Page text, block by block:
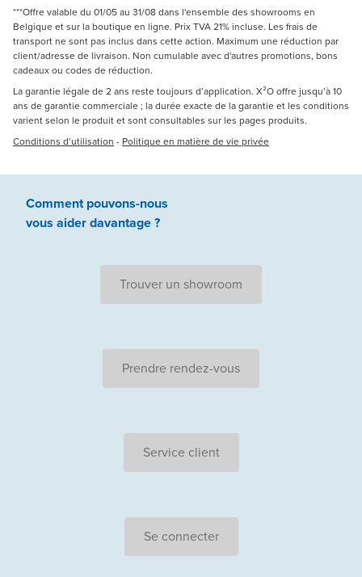
***Offre valable du 01/05 au 31/08 dans l'ensemble des showrooms en
Belgique et sur la boutique en ligne. Prix TVA 21% incluse. Les frais de
transport ne sont pas inclus dans cette action. Maximum une réduction par
client/adresse de livraison. Non cumulable avec d'autres promotions, bons
cadeaux ou codes de réduction.
La garantie légale de 2 ans reste toujours d’application. X²O offre jusqu’à 10
ans de garantie commerciale ; la durée exacte de la garantie et les conditions
varient selon le produit et sont consultables sur les pages produits.
Conditions d’utilisation - Politique en matière de vie privée
Comment pouvons-nous
vous aiderdavantage ?
Trouver un showroom
Prendre rendez-vous
Service client
Se connecter